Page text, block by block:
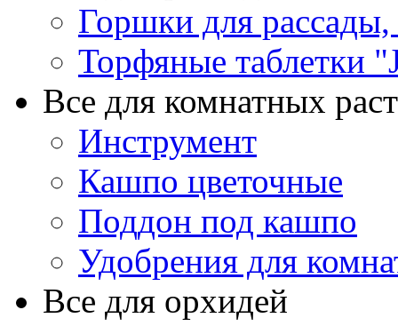
Горшки для рассады,
Торфяные таблетки
Все для комнатных
Инструмент
Кашпо цветочные
Поддон под кашпо
Удобрения для
Все для орхидей